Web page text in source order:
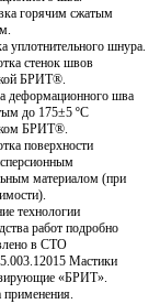
горячим сжатым
уплотнительного шнура.
стенок швов
БРИТ®.
деформационного шва
до 175±5 ºС
БРИТ®.
поверхности
материалом (при
технологии
работ подробно
в СТО
Мастики
«БРИТ».
применения.